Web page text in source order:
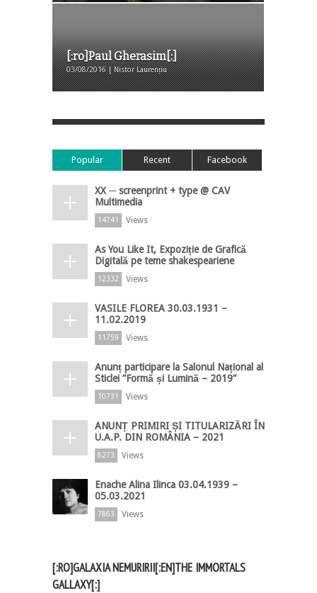
[:ro]Paul Gherasim[:]
03/08/2016 | Nistor Laurențiu
Popular Recent Facebook
XX ─ screenprint + type @ CAV
Multimedia
14741 Views
As You Like It, Expoziție de Grafică
Digitală pe teme shakespeariene
12332 Views
VASILE FLOREA 30.03.1931 –
11.02.2019
11759 Views
Anunț participare la Salonul Național al
Sticlei ”Formă și Lumină – 2019”
10731 Views
ANUNȚ PRIMIRI ȘI TITULARIZĂRI ÎN
U.A.P. DIN ROMÂNIA – 2021
8273 Views
Enache Alina Ilinca 03.04.1939 –
05.03.2021
7863 Views
[:RO]GALAXIA NEMURIRII[:EN]THE IMMORTALS
GALLAXY[:]